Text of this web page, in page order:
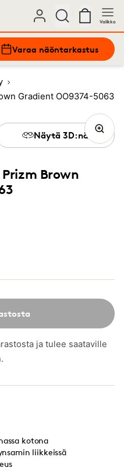
Valikko
Varaa näöntarkastus
Gradient OO9374-5063
Brown
ja tulee saataville
Näytä 3D:nä
kotona
liikkeissä